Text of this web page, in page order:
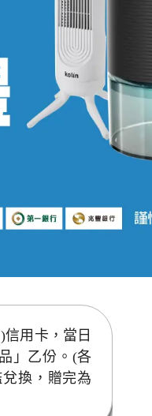
用卡，當日
」乙份。(各
換，贈完為